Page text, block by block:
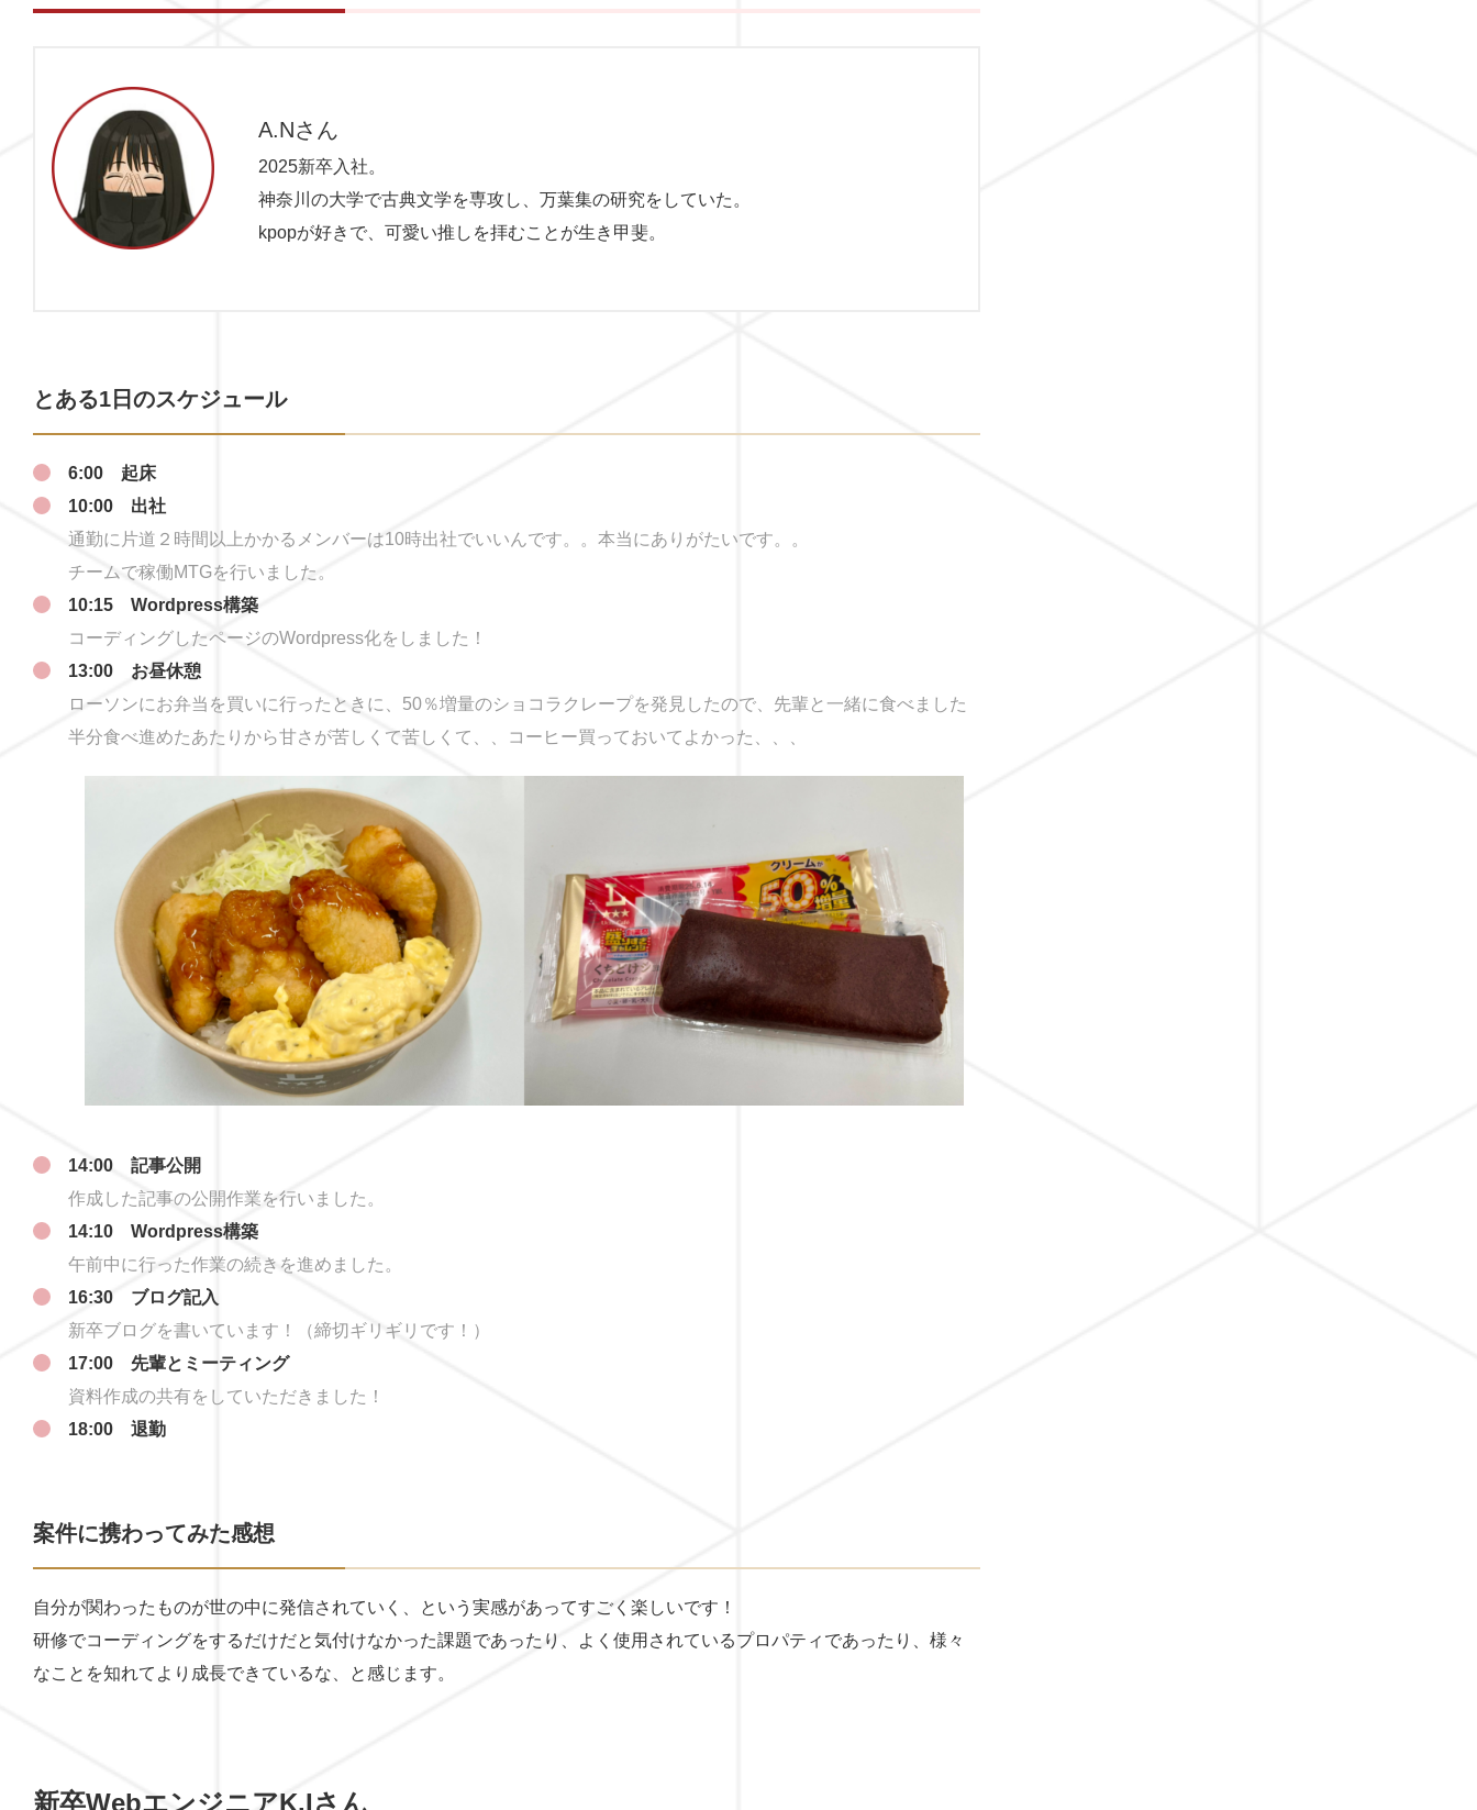
A.Nさん
2025新卒入社。
神奈川の大学で古典文学を専攻し、万葉集の研究をしていた。
kpopが好きで、可愛い推しを拝むことが生き甲斐。
とある1日のスケジュール
6:00 起床
10:00 出社
通勤に片道２時間以上かかるメンバーは10時出社でいいんです。。本当にありがたいです。。
チームで稼働MTGを行いました。
10:15 Wordpress構築
コーディングしたページのWordpress化をしました！
13:00 お昼休憩
ローソンにお弁当を買いに行ったときに、50％増量のショコラクレープを発見したので、先輩と一緒に食べました
半分食べ進めたあたりから甘さが苦しくて苦しくて、、コーヒー買っておいてよかった、、、
14:00 記事公開
作成した記事の公開作業を行いました。
14:10 Wordpress構築
午前中に行った作業の続きを進めました。
16:30 ブログ記入
新卒ブログを書いています！（締切ギリギリです！）
17:00 先輩とミーティング
資料作成の共有をしていただきました！
18:00 退勤
案件に携わってみた感想
自分が関わったものが世の中に発信されていく、という実感があってすごく楽しいです！
研修でコーディングをするだけだと気付けなかった課題であったり、よく使用されているプロパティであったり、様々
なことを知れてより成長できているな、と感じます。
新卒WebエンジニアK.Iさん